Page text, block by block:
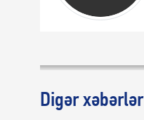
Digər xəbərlər